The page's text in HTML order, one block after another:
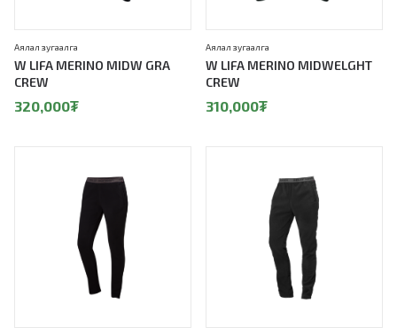
W LIFA MERINO MIDW GRA
CREW
Аялал зугаалга
320,000₮
W LIFA MERINO MIDWELGHT
CREW
Аялал зугаалга
310,000₮